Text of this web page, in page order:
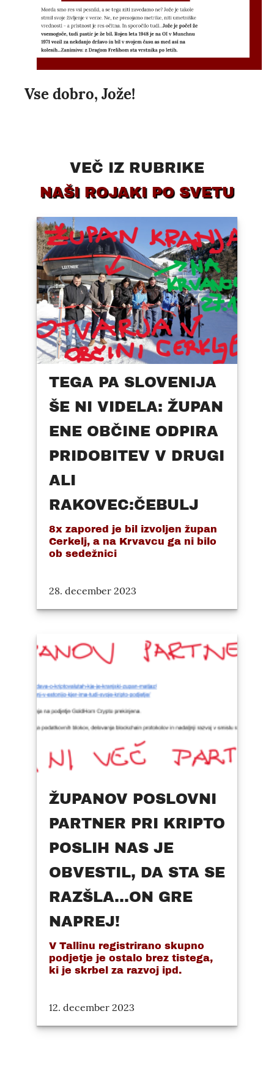
Vse dobro, Jože!
VEČ IZ RUBRIKE
NAŠI ROJAKI PO SVETU
TEGA PA SLOVENIJA
ŠE NI VIDELA: ŽUPAN
ENE OBČINE ODPIRA
PRIDOBITEV V DRUGI
ALI
RAKOVEC:ČEBULJ
8x zapored je bil izvoljen župan
Cerkelj, a na Krvavcu ga ni bilo
ob sedežnici
28. december 2023
ŽUPANOV POSLOVNI
PARTNER PRI KRIPTO
POSLIH NAS JE
OBVESTIL, DA STA SE
RAZŠLA...ON GRE
NAPREJ!
V Tallinu registrirano skupno
podjetje je ostalo brez tistega,
ki je skrbel za razvoj ipd.
12. december 2023